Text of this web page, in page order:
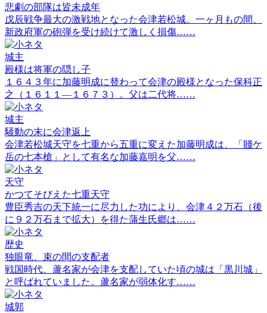
悲劇の部隊は皆未成年
戊辰戦争最大の激戦地となった会津若松城。一ヶ月もの間、
新政府軍の砲弾を受け続けて激しく損傷……
城主
殿様は将軍の隠し子
１６４３年に加藤明成に替わって会津の殿様となった保科正
之（１６１１―１６７３）。父は二代将……
城主
騒動の末に会津返上
会津若松城天守を七重から五重に変えた加藤明成は、「賤ケ
岳の七本槍」として有名な加藤嘉明を父……
天守
かつてそびえた七重天守
豊臣秀吉の天下統一に尽力した功により、会津４２万石（後
に９２万石まで拡大）を得た蒲生氏郷は……
歴史
独眼竜、束の間の支配者
戦国時代、蘆名家が会津を支配していた頃の城は「黒川城」
と呼ばれていました。蘆名家が弱体化す……
城郭